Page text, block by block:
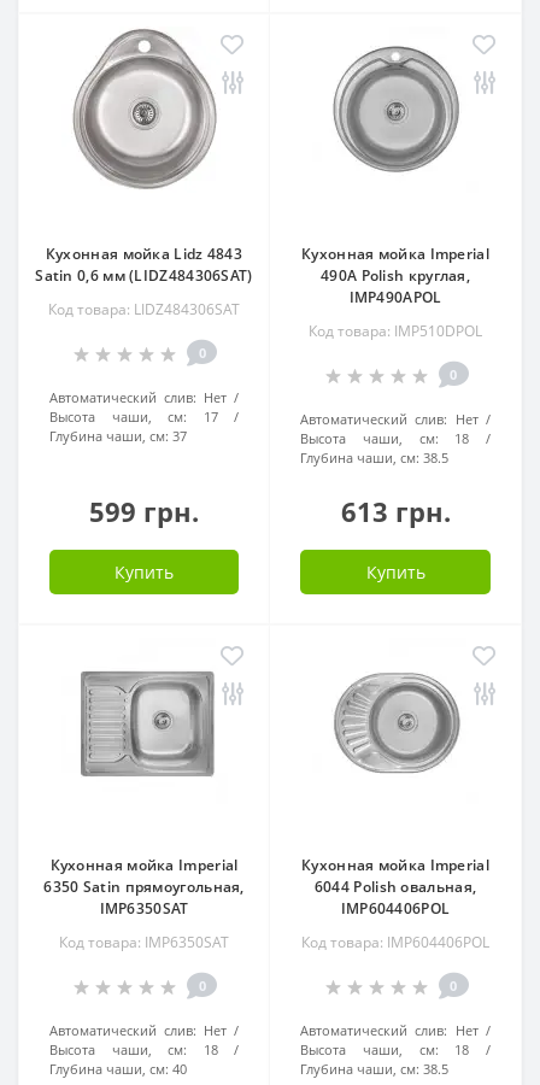
Кухонная мойка Lidz 4843
Satin 0,6 мм (LIDZ484306SAT)
Код товара: LIDZ484306SAT
0
Автоматический слив: Нет
Высота чаши, см:
17
Глубина чаши, см: 37
599 грн.
Купить
Кухонная мойка Imperial
490A Polish круглая,
IMP490APOL
Код товара: IMP510DPOL
0
Автоматический слив: Нет
Высота чаши, см:
18
Глубина чаши, см: 38.5
613 грн.
Купить
Кухонная мойка Imperial
6350 Satin прямоугольная,
IMP6350SAT
Код товара: IMP6350SAT
0
Автоматический слив: Нет
Высота чаши, см:
18
Глубина чаши, см: 40
Кухонная мойка Imperial
6044 Polish овальная,
IMP604406POL
Код товара: IMP604406POL
0
Автоматический слив: Нет
Высота чаши, см:
18
Глубина чаши, см: 38.5